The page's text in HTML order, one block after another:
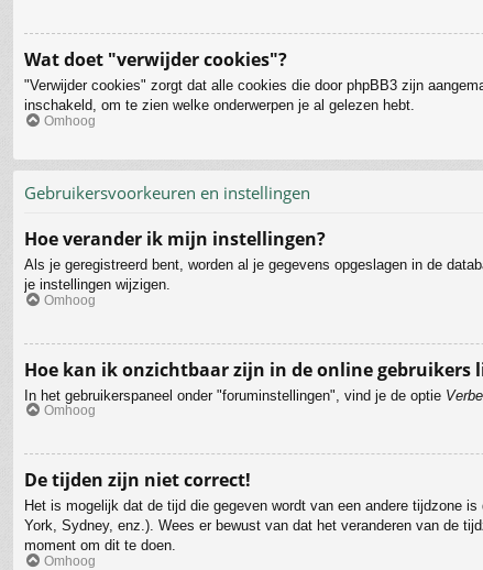
Wat doet "verwijder cookies"?
"Verwijder cookies" zorgt dat alle cookies die door phpBB3 zijn
inschakeld, om te zien welke onderwerpen je al gelezen hebt.
Omhoog
Gebruikersvoorkeuren en instellingen
Hoe verander ik mijn instellingen?
Als je geregistreerd bent, worden al je gegevens opgeslagen in de
je instellingen wijzigen.
Omhoog
Hoe kan ik onzichtbaar zijn in de online gebruikers
In het gebruikerspaneel onder "foruminstellingen", vind je de optie
Omhoog
De tijden zijn niet correct!
Het is mogelijk dat de tijd die gegeven wordt van een andere tijdzone
York, Sydney, enz.). Wees er bewust van dat het veranderen van de
moment om dit te doen.
Omhoog